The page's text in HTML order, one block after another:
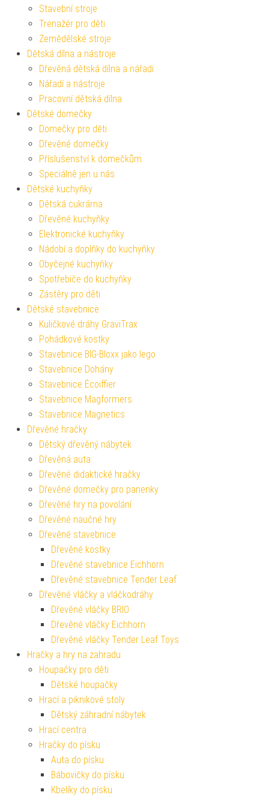
Stavební stroje
Trenažér pro děti
Zemědělské stroje
Dětská dílna a nástroje
Dřevěná dětská dílna a nářadí
Nářadí a nástroje
Pracovní dětská dílna
Dětské domečky
Domečky pro děti
Dřevěné domečky
Příslušenství k domečkům
Speciálně jen u nás
Dětské kuchyňky
Dětská cukrárna
Dřevěné kuchyňky
Elektronické kuchyňky
Nádobí a doplňky do kuchyňky
Obyčejné kuchyňky
Spotřebiče do kuchyňky
Zástěry pro děti
Dětské stavebnice
Kuličkové dráhy GraviTrax
Pohádkové kostky
Stavebnice BIG-Bloxx jako lego
Stavebnice Dohány
Stavebnice Écoiffier
Stavebnice Magformers
Stavebnice Magnetics
Dřevěné hračky
Dětský dřevěný nábytek
Dřevěná auta
Dřevěné didaktické hračky
Dřevěné domečky pro panenky
Dřevěné hry na povolání
Dřevěné naučné hry
Dřevěné stavebnice
Dřevěné kostky
Dřevěné stavebnice Eichhorn
Dřevěné stavebnice Tender Leaf
Dřevěné vláčky a vláčkodráhy
Dřevěné vláčky BRIO
Dřevěné vláčky Eichhorn
Dřevěné vláčky Tender Leaf Toys
Hračky a hry na zahradu
Houpačky pro děti
Dětské houpačky
Hrací a piknikové stoly
Dětský záhradní nábytek
Hrací centra
Hračky do písku
Auta do písku
Bábovičky do písku
Kbelíky do písku